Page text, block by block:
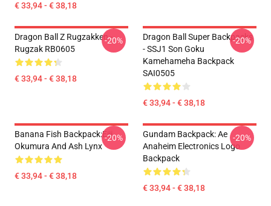
€ 33,94 - € 38,18
Dragon Ball Z Rugzakken -
Rugzak RB0605
€ 33,94 - € 38,18
-20%
Dragon Ball Super Backpacks
- SSJ1 Son Goku
Kamehameha Backpack
SAI0505
€ 33,94 - € 38,18
-20%
Banana Fish Backpack:Eiji
Okumura And Ash Lynx
€ 33,94 - € 38,18
-20%
Gundam Backpack: Ae
Anaheim Electronics Logo
Backpack
€ 33,94 - € 38,18
-20%